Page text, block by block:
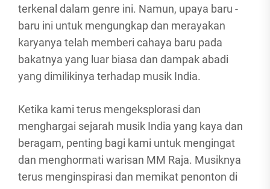
terkenal dalam genre ini. Namun, upaya baru -
baru ini untuk mengungkap dan merayakan
karyanya telah memberi cahaya baru pada
bakatnya yang luar biasa dan dampak abadi
yang dimilikinya terhadap musik India.
Ketika kami terus mengeksplorasi dan
menghargai sejarah musik India yang kaya dan
beragam, penting bagi kami untuk mengingat
dan menghormati warisan MM Raja. Musiknya
terus menginspirasi dan memikat penonton di